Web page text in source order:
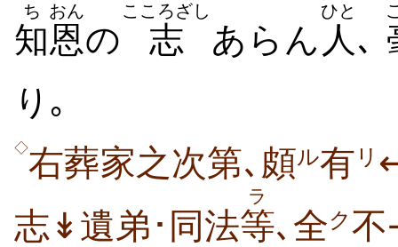
知
ち
恩
おん
の 志
こころざし
あらん 人
ひと
､
り｡
◇右葬家之次第､頗ル有 リ
志↡遺弟･同法等
ラ
､全ク